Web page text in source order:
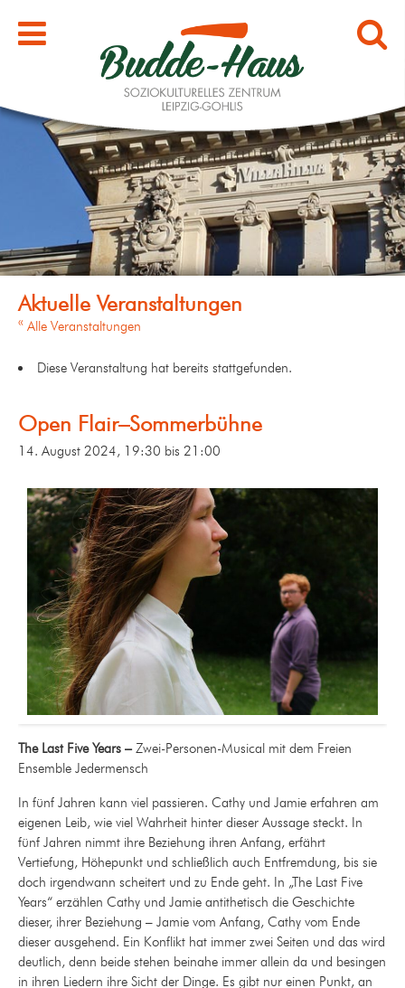
« Alle Veranstaltungen
Diese Veranstaltung hat bereits stattgefunden.
Open Flair–Sommerbühne
14. August 2024, 19:30 bis 21:00
The Last Five Years –Zwei-Personen-Musical mit dem Freien
Ensemble Jedermensch
In fünf Jahren kann viel passieren. Cathy und Jamie erfahren am
eigenen Leib, wie viel Wahrheit hinter dieser Aussage steckt. In
fünf Jahren nimmt ihre Beziehung ihren Anfang, erfährt
Vertiefung, Höhepunkt und schließlich auch Entfremdung, bis sie
doch irgendwann scheitert und zu Ende geht. In „The Last Five
Years“ erzählen Cathy und Jamie antithetisch die Geschichte
dieser, ihrer Beziehung – Jamie vom Anfang, Cathy vom Ende
dieser ausgehend. Ein Konflikt hat immer zwei Seiten und das wird
deutlich, denn beide stehen beinahe immer allein da und besingen
in ihren Liedern ihre Sicht der Dinge. Es gibt nur einen Punkt, an